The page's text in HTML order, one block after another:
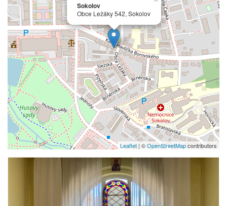
Sokolov
Obce Ležáky 542, Sokolov
Leaflet | ©OpenStreetMapcontributors